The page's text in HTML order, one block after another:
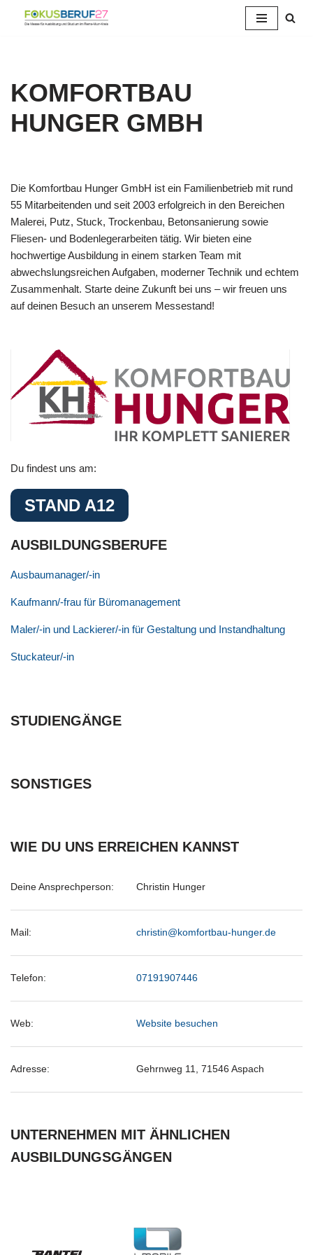
KOMFORTBAU
HUNGER GMBH
Die Komfortbau Hunger GmbH ist ein Familienbetrieb mit rund
55 Mitarbeitenden und seit 2003 erfolgreich in den Bereichen
Malerei, Putz, Stuck, Trockenbau, Betonsanierung sowie
Fliesen- und Bodenlegerarbeiten tätig. Wir bieten eine
hochwertige Ausbildung in einem starken Team mit
abwechslungsreichen Aufgaben, moderner Technik und echtem
Zusammenhalt. Starte deine Zukunft bei uns – wir freuen uns
auf deinen Besuch an unserem Messestand!
Du findest uns am:
STAND A12
AUSBILDUNGSBERUFE
Ausbaumanager/-in
Kaufmann/-frau für Büromanagement
Maler/-in und Lackierer/-in für Gestaltung und Instandhaltung
Stuckateur/-in
STUDIENGÄNGE
SONSTIGES
WIE DU UNS ERREICHEN KANNST
Deine Ansprechperson: Christin Hunger
Mail: christin@komfortbau-hunger.de
Telefon: 07191907446
Web: Website besuchen
Adresse: Gehrnweg 11, 71546 Aspach
UNTERNEHMEN MIT ÄHNLICHEN
AUSBILDUNGSGÄNGEN